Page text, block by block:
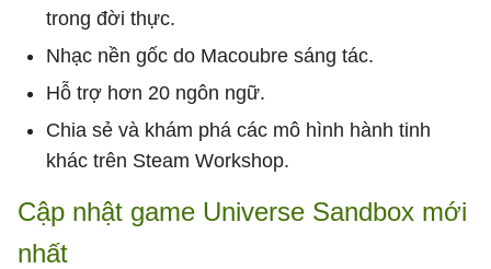
trong đời thực.
Nhạc nền gốc do Macoubre sáng tác.
Hỗ trợ hơn 20 ngôn ngữ.
Chia sẻ và khám phá các mô hình hành tinh
khác trên Steam Workshop.
Cập nhật game Universe Sandbox mới
nhất